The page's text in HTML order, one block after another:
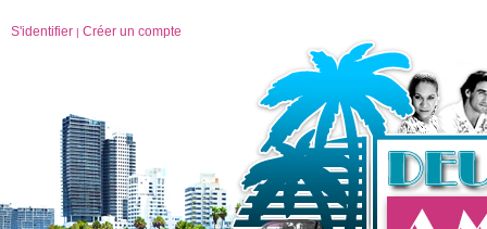
S'identifier | Créer un compte